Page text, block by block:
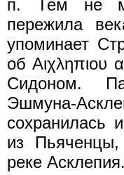
п. Тем не
пережила
упоминает
об Αιχληπιου
Сидоном.
Эшмуна-
сохранилась
из
реке